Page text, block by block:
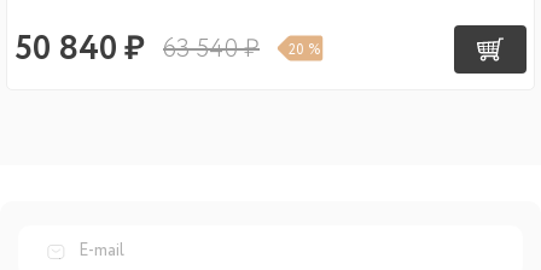
50 840 ₽ 63 540 ₽ 20 %